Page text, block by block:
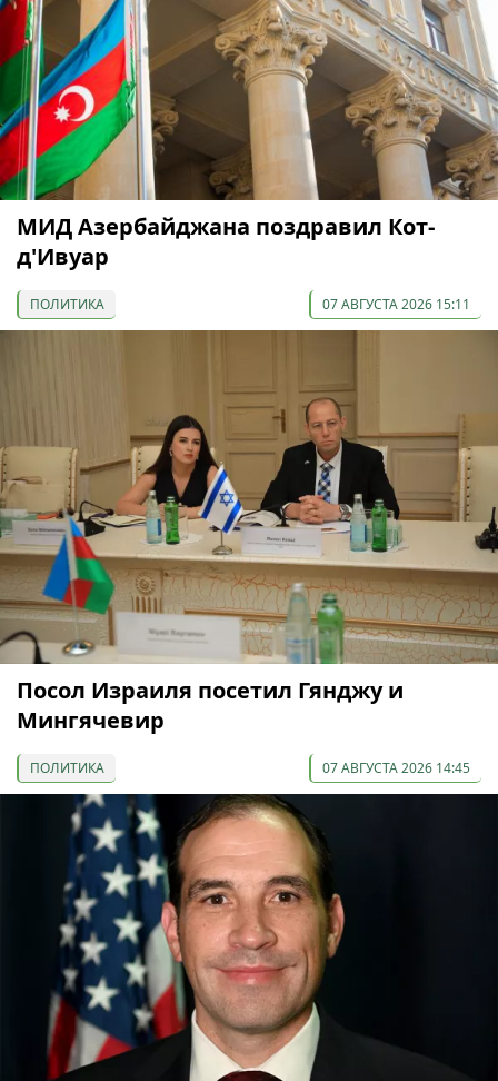
МИД Азербайджана поздравил Кот-
д'Ивуар
ПОЛИТИКА 07 АВГУСТА 2026 15:11
Посол Израиля посетил Гянджу и
Мингячевир
ПОЛИТИКА 07 АВГУСТА 2026 14:45